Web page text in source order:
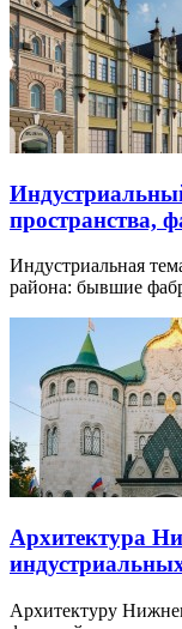
пространства,
Индустриальная
района: бывшие
Архитектура
Архитектуру